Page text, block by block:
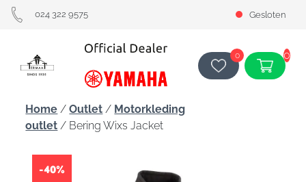
024 322 9575 Gesloten
0 0
Home /Outlet / Motorkleding
outlet / Bering Wixs Jacket
-40%